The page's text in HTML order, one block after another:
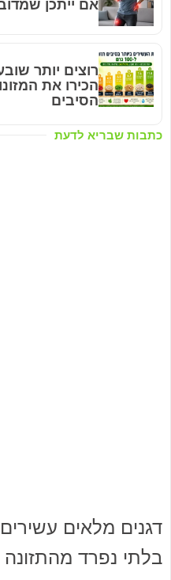
כתבות שבריא לדעת
אם ייתכן
רוצים יותר
הכירו את
הסיבים
דגנים מלאים
בלתי נפרד